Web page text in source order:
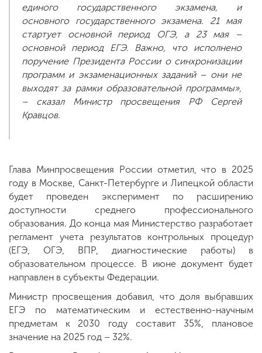
единого государственного экзамена, и
основного государственного экзамена. 21 мая
стартует основной период ОГЭ, а 23 мая –
основной период ЕГЭ. Важно, что исполнено
поручение Президента России о синхронизации
программ и экзаменационных заданий – они не
выходят за рамки образовательной программы»,
– сказал Министр просвещения РФ Сергей
Кравцов.
Глава Минпросвещения России отметил, что в 2025
году в Москве, Санкт-Петербурге и Липецкой области
будет проведен эксперимент по расширению
доступности среднего профессионального
образования. До конца мая Министерство разработает
регламент учета результатов контрольных процедур
(ЕГЭ, ОГЭ, ВПР, диагностические работы) в
образовательном процессе. В июне документ будет
направлен в субъекты Федерации.
Министр просвещения добавил, что доля выбравших
ЕГЭ по математическим и естественно-научным
предметам к 2030 году составит 35%, плановое
значение на 2025 год – 32%.